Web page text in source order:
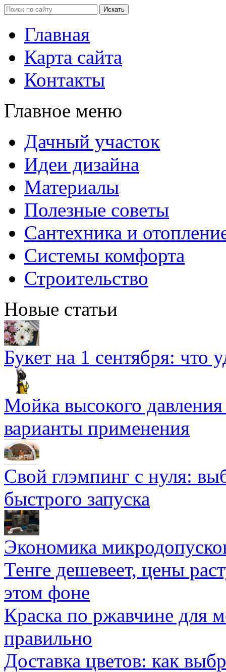
Главная
Карта сайта
Контакты
Главное меню
Дачный участок
Идеи дизайна
Материалы
Полезные советы
Сантехника и
Системы комфорта
Строительство
Новые статьи
Букет на 1 сентября: что
Мойка высокого
варианты применения
Свой глэмпинг с нуля:
быстрого запуска
Экономика
Тенге дешевеет, цены
этом фоне
Краска по ржавчине для
правильно
Доставка цветов: как